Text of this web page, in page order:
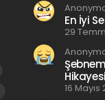
En İyi
29
Hikayesi
16 Mayıs